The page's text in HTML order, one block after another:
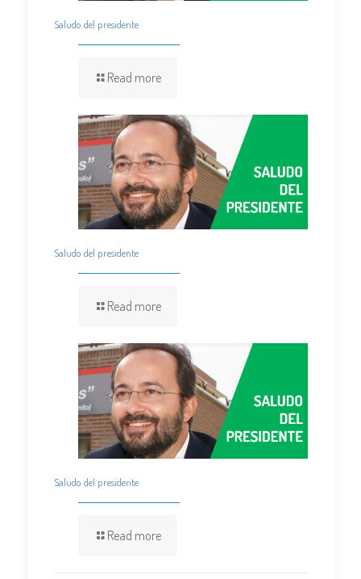
Saludo del presidente
Read more
Saludo del presidente
Read more
Saludo del presidente
Read more